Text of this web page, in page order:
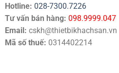
Hotline: 028-7300.7226
Tư vấn bán hàng: 098.9999.047
Email: cskh@thietbikhachsan.vn
Mã số thuế: 0314402214